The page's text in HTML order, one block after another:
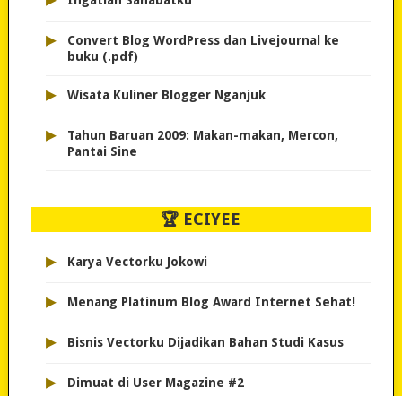
▸
Convert Blog WordPress dan Livejournal ke
buku (.pdf)
▸ Wisata Kuliner Blogger Nganjuk
▸
Tahun Baruan 2009: Makan-makan, Mercon,
Pantai Sine
🏆 ECIYEE
▸ Karya Vectorku Jokowi
▸ Menang Platinum Blog Award Internet Sehat!
▸ Bisnis Vectorku Dijadikan Bahan Studi Kasus
▸ Dimuat di User Magazine #2